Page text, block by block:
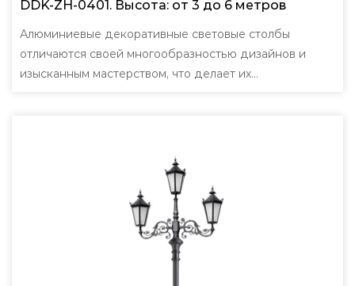
DDK-ZH-0401. Высота: от 3 до 6 метров
Алюминиевые декоративные световые столбы
отличаются своей многообразностью дизайнов и
изысканным мастерством, что делает их